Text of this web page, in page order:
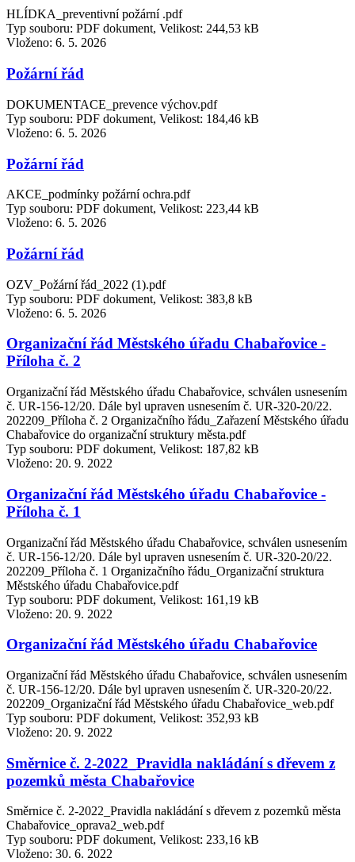
HLÍDKA_preventivní požární .pdf
Typ souboru: PDF dokument, Velikost: 244,53 kB
Vloženo: 6. 5. 2026
Požární řád
DOKUMENTACE_prevence výchov.pdf
Typ souboru: PDF dokument, Velikost: 184,46 kB
Vloženo: 6. 5. 2026
Požární řád
AKCE_podmínky požární ochra.pdf
Typ souboru: PDF dokument, Velikost: 223,44 kB
Vloženo: 6. 5. 2026
Požární řád
OZV_Požární řád_2022 (1).pdf
Typ souboru: PDF dokument, Velikost: 383,8 kB
Vloženo: 6. 5. 2026
Organizační řád Městského úřadu Chabařovice -
Příloha č. 2
Organizační řád Městského úřadu Chabařovice, schválen usnesením
č. UR-156-12/20. Dále byl upraven usnesením č. UR-320-20/22.
202209_Příloha č. 2 Organizačního řádu_Zařazení Městského úřadu
Chabařovice do organizační struktury města.pdf
Typ souboru: PDF dokument, Velikost: 187,82 kB
Vloženo: 20. 9. 2022
Organizační řád Městského úřadu Chabařovice -
Příloha č. 1
Organizační řád Městského úřadu Chabařovice, schválen usnesením
č. UR-156-12/20. Dále byl upraven usnesením č. UR-320-20/22.
202209_Příloha č. 1 Organizačního řádu_Organizační struktura
Městského úřadu Chabařovice.pdf
Typ souboru: PDF dokument, Velikost: 161,19 kB
Vloženo: 20. 9. 2022
Organizační řád Městského úřadu Chabařovice
Organizační řád Městského úřadu Chabařovice, schválen usnesením
č. UR-156-12/20. Dále byl upraven usnesením č. UR-320-20/22.
202209_Organizační řád Městského úřadu Chabařovice_web.pdf
Typ souboru: PDF dokument, Velikost: 352,93 kB
Vloženo: 20. 9. 2022
Směrnice č. 2-2022_Pravidla nakládání s dřevem z
pozemků města Chabařovice
Směrnice č. 2-2022_Pravidla nakládání s dřevem z pozemků města
Chabařovice_oprava2_web.pdf
Typ souboru: PDF dokument, Velikost: 233,16 kB
Vloženo: 30. 6. 2022